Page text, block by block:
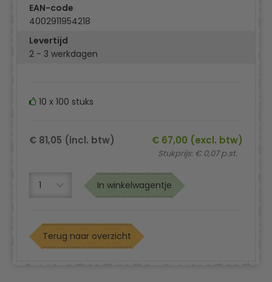
EAN-code
4002911954218
Levertijd
2 - 3 werkdagen
10 x 100 stuks
€ 67,00 (excl. btw)
Stukprijs: € 0,07 p.st.
€ 81,05 (incl. btw)
In winkelwagentje
Terug naar overzicht